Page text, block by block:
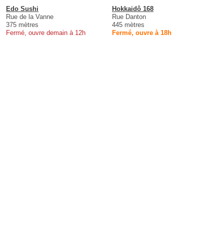
Edo Sushi
Rue de la Vanne
375 mètres
Fermé, ouvre demain à 12h
Hokkaidô 168
Rue Danton
445 mètres
Fermé, ouvre à 18h